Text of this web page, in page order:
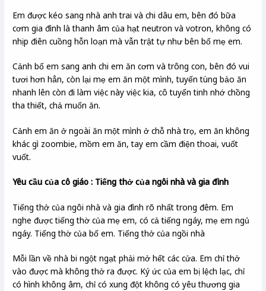
Em được kéo sang nhà anh trai và chi dâu em, bên đó bữa
cơm gia đình là thanh âm của hạt neutron và votron, không có
nhịp điên cuồng hỗn loạn mà vẫn trật tự như bên bố mẹ em.
Cảnh bố em sang anh chi em ăn cơm và trông con, bên đó vui
tươi hơn hẳn, còn lại mẹ em ăn một mình, tuyến tùng bảo ăn
nhanh lên còn đi làm việc này việc kia, cô tuyến tinh nhớ chồng
tha thiết, chả muốn ăn.
Cảnh em ăn ở ngoài ăn một mình ở chỗ nhà trọ, em ăn không
khác gì zoombie, mồm em ăn, tay em cầm điện thoai, vuốt
vuốt.
Yêu cầu của cô giáo : Tiếng thở của ngôi nhà và gia đình
Tiếng thở của ngôi nhà và gia đình rõ nhất trong đêm. Em
nghe được tiếng thờ của mẹ em, có cả tiếng ngáy, mẹ em ngủ
ngáy. Tiếng thờ của bố em. Tiếng thở của ngồi nhà
Mỗi lần về nhà bi ngột ngạt phải mở hết các cửa. Em chỉ thở
vào được mà không thở ra được. Ký ức của em bị lệch lạc, chỉ
có hình không âm, chỉ có xung đột không có yêu thương gia